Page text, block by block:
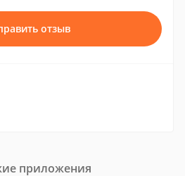
отзыв
приложения